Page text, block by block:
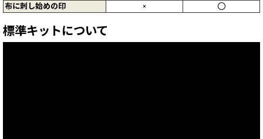
布に刺し始めの印 × 〇
標準キットについて